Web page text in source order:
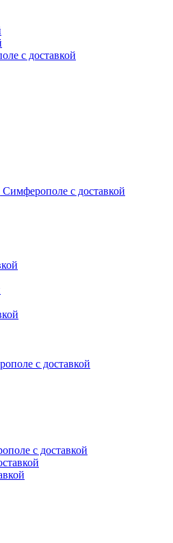
с доставкой
с доставкой
с доставкой
с доставкой